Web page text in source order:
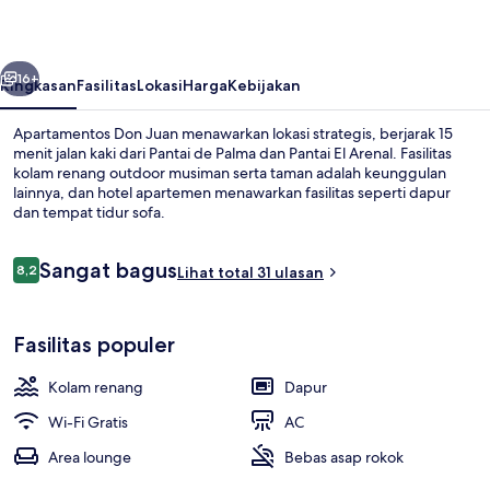
Berikutnya
16+
RingkasanFasilitasLokasiHargaKebijakan
Apartamentos Don Juan menawarkan lokasi strategis, berjarak 15
menit jalan kaki dari Pantai de Palma dan Pantai El Arenal. Fasilitas
kolam renang outdoor musiman serta taman adalah keunggulan
lainnya, dan hotel apartemen menawarkan fasilitas seperti dapur
dan tempat tidur sofa.
Ulasan
8,28,2 dari 10
Sangat bagusLihat total 31 ulasan
Fasilitas populer
Kolam renang
Dapur
Wi-Fi Gratis
AC
Area lounge
Bebas asap rokok